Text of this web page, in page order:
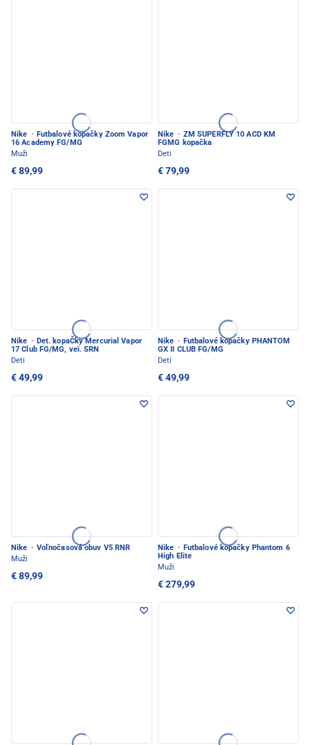
Nike · Futbalové kopačky Zoom Vapor
16 Academy FG/MG
Muži
€ 89,99
Nike · ZM SUPERFLY 10 ACD KM
FGMG kopačka
Deti
€ 79,99
Nike · Det. kopaČky Mercurial Vapor
17 Club FG/MG, veï. SRN
Deti
€ 49,99
Nike · Futbalové kopačky PHANTOM
GX II CLUB FG/MG
Deti
€ 49,99
Nike · Voľnočasová obuv V5 RNR
Muži
€ 89,99
Nike · Futbalové kopačky Phantom 6
High Elite
Muži
€ 279,99